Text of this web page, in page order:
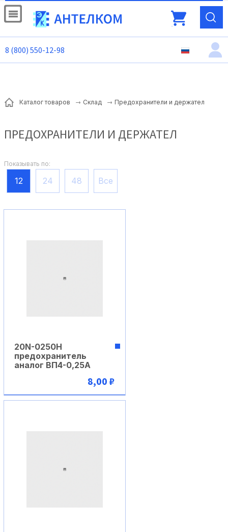
8 (800) 550-12-98
Каталог товаров Склад Предохранители и держател
ПРЕДОХРАНИТЕЛИ И ДЕРЖАТЕЛ
Показывать по:
12 24 48 Все
В корзину
20N-0250H
предохранитель
аналог ВП4-0,25А
8,00 ₽